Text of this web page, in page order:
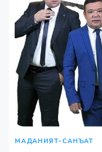
МАДАНИЯТ-САНЪАТ